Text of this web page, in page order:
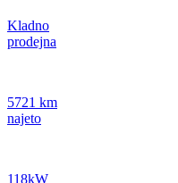
Kladno
prodejna
5721 km
najeto
118kW